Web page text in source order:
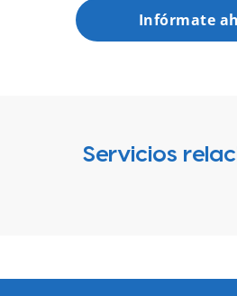
Infórmate
Servicios